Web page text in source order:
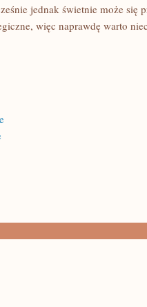
jednak świetnie może się
więc naprawdę warto